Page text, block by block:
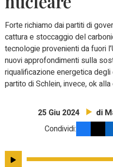
Forte richiamo dai partiti di
cattura e stoccaggio del
tecnologie provenienti da fuori
nuovi approfondimenti sulla
riqualificazione energetica
partito di Schlein, invece, ok
25 Giu 2024 di
Condividi: